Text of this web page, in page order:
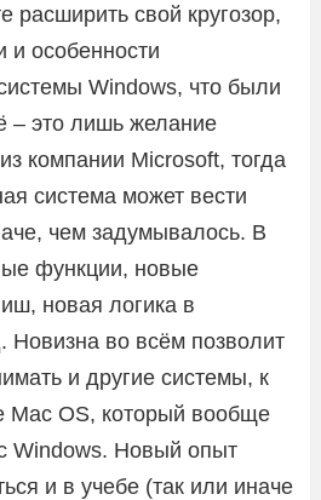
расширить свой кругозор,
и особенности
Windows, что были
– это лишь желание
компании Microsoft, тогда
система может вести
чем задумывалось. В
функции, новые
новая логика в
Новизна во всём позволит
и другие системы, к
Mac OS, который вообще
Windows. Новый опыт
и в учебе (так или иначе